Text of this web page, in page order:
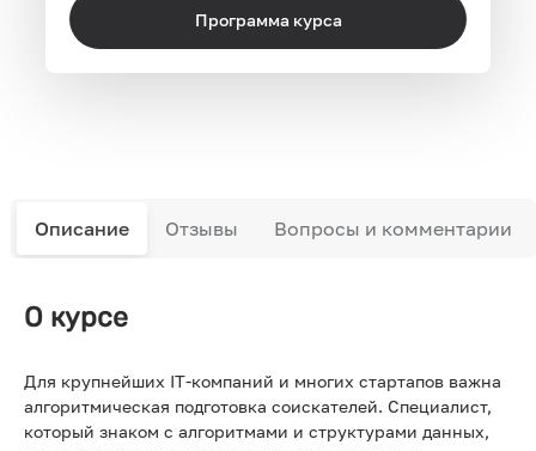
Программа курса
Описание Отзывы Вопросы и комментарии
О курсе
Для крупнейших IT-компаний и многих стартапов важна
алгоритмическая подготовка соискателей. Специалист,
который знаком с алгоритмами и структурами данных,